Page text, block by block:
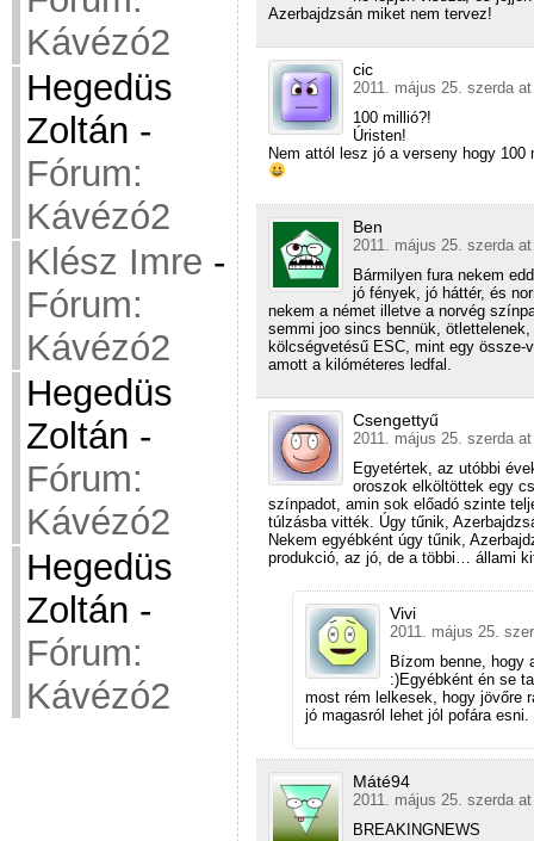
Kávézó2
Hegedüs
Zoltán -
Fórum:
Kávézó2
Klész Imre -
Fórum:
Kávézó2
Hegedüs
Zoltán -
Fórum:
Kávézó2
Hegedüs
Zoltán -
Fórum:
Kávézó2
Azerbajdzsán miket nem tervez!
cic
2011. május 25. szerda
100 millió?!
Úristen!
Nem attól lesz jó a verseny hogy
Ben
2011. május 25. szerda
Bármilyen fura nekem
jó fények, jó háttér, és
nekem a német illetve a norvég
semmi joo sincs bennük,
kölcségvetésű ESC, mint egy
amott a kilóméteres ledfal.
Csengettyű
2011. május 25. szerda
Egyetértek, az utóbbi
oroszok elköltöttek egy
színpadot, amin sok előadó szinte
túlzásba vitték. Úgy tűnik,
Nekem egyébként úgy tűnik,
produkció, az jó, de a többi… állami
Vivi
2011. május 25.
Bízom benne, hogy
:)Egyébként én se
most rém lelkesek, hogy jövőre
jó magasról lehet jól pofára esni.
Máté94
2011. május 25. szerda
BREAKINGNEWS